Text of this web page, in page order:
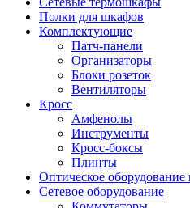
Полки для шкафов
Комплектующие
Патч-панели
Организаторы
Блоки розеток
Вентиляторы
Кросс
Амфенолы
Инструменты
Кросс-боксы
Плинты
Оптическое оборудование
Сетевое оборудование